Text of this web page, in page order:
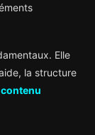
Elle
la structure